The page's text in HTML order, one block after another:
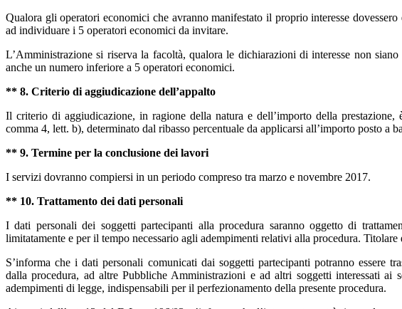
Qualora gli operatori economici che avranno manifestato il proprio interesse
ad individuare i 5 operatori economici da invitare.
L’Amministrazione si riserva la facoltà, qualora le dichiarazioni di interesse non
anche un numero inferiore a 5 operatori economici.
** 8. Criterio di aggiudicazione dell’appalto
Il criterio di aggiudicazione, in ragione della natura e dell’importo della prestazione,
comma 4, lett. b), determinato dal ribasso percentuale da applicarsi all’importo posto a
** 9. Termine per la conclusione dei lavori
I servizi dovranno compiersi in un periodo compreso tra marzo e novembre 2017.
** 10. Trattamento dei dati personali
I dati personali dei soggetti partecipanti alla procedura saranno oggetto di
limitatamente e per il tempo necessario agli adempimenti relativi alla procedura.
S’informa che i dati personali comunicati dai soggetti partecipanti potranno essere
dalla procedura, ad altre Pubbliche Amministrazioni e ad altri soggetti interessati
adempimenti di legge, indispensabili per il perfezionamento della presente procedura.